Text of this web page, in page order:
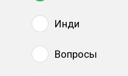
Инди
Вопросы